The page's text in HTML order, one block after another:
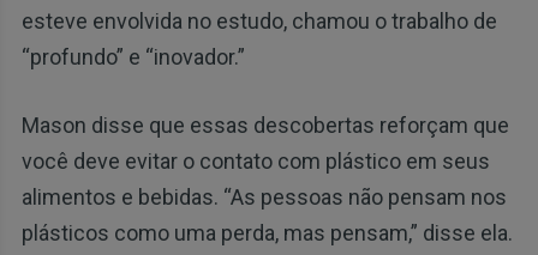
esteve envolvida no estudo, chamou o trabalho de
“profundo” e “inovador.”
Mason disse que essas descobertas reforçam que
você deve evitar o contato com plástico em seus
alimentos e bebidas. “As pessoas não pensam nos
plásticos como uma perda, mas pensam,” disse ela.